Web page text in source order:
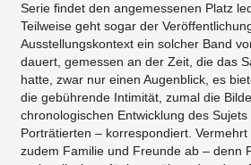
Serie findet den angemessenen Platz
Teilweise geht sogar der
Ausstellungskontext ein solcher Band
dauert, gemessen an der Zeit, die das
hatte, zwar nur einen Augenblick, es
die gebührende Intimität, zumal die
chronologischen Entwicklung des
Porträtierten – korrespondiert.
zudem Familie und Freunde ab – denn